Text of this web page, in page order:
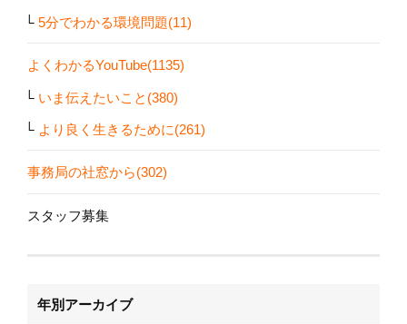
5分でわかる環境問題(11)
よくわかるYouTube(1135)
いま伝えたいこと(380)
より良く生きるために(261)
事務局の社窓から(302)
スタッフ募集
年別アーカイブ